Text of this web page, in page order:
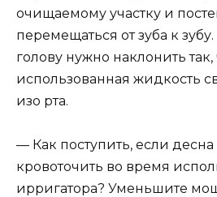
очищаемому участку и
перемещаться от зуба к
голову нужно наклонить так,
использованная жидкость
изо рта.
— Как поступить, если
кровоточить во время
ирригатора? Уменьшите